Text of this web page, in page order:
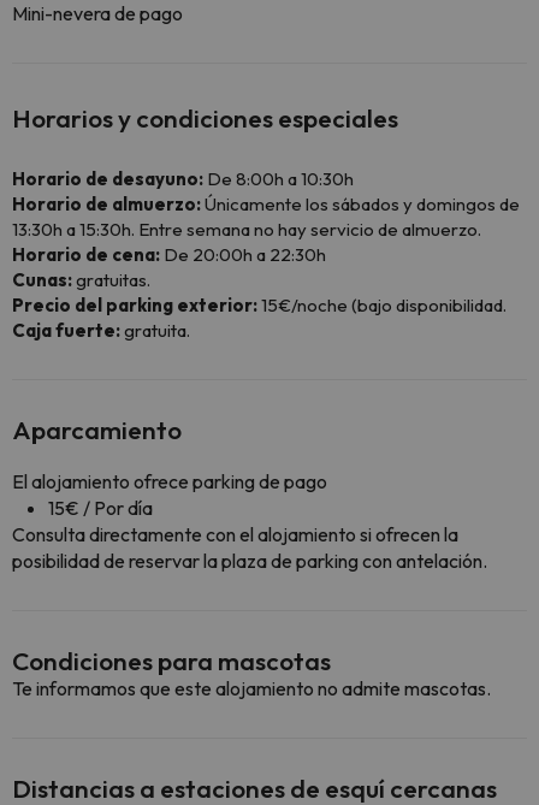
Mini-nevera de pago
Horarios y condiciones especiales
Horario de desayuno: De 8:00h a 10:30h
Horario de almuerzo:Únicamente los sábados y domingos de
13:30h a 15:30h. Entre semana no hay servicio de almuerzo.
Horario de cena: De 20:00h a 22:30h
Cunas:gratuitas.
Precio del parking exterior:15€/noche (bajo disponibilidad.
Caja fuerte:gratuita.
Aparcamiento
El alojamiento ofrece parking de pago
15€ / Por día
Consulta directamente con el alojamiento si ofrecen la
posibilidad de reservar la plaza de parking con antelación.
Condiciones para mascotas
Te informamos que este alojamiento no admite mascotas.
Distancias a estaciones de esquí cercanas